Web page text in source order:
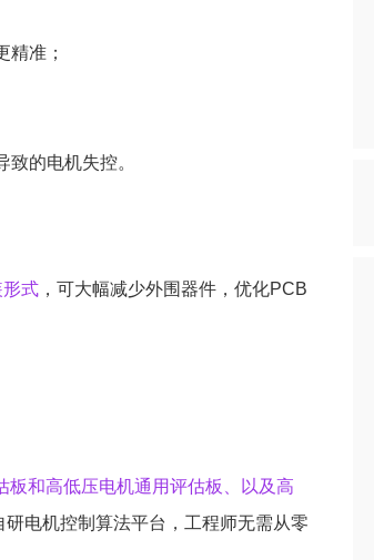
精准；
的电机失控。
式 ，可大幅减少外围器件，优化PCB
板和高低压电机通用评估板、以及高
电机控制算法平台，工程师无需从零